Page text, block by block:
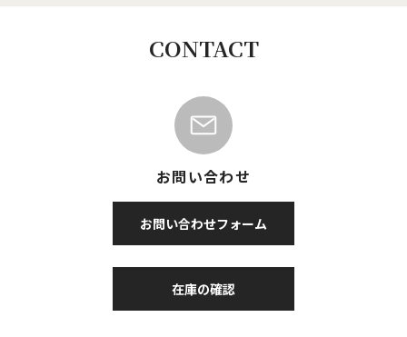
CONTACT
お問い合わせ
お問い合わせフォーム
在庫の確認